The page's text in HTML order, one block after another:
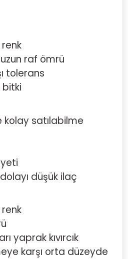
renk
raf ömrü
tolerans
bitki
kolay satılabilme
düşük ilaç
renk
yaprak kıvırcık
karşı orta düzeyde